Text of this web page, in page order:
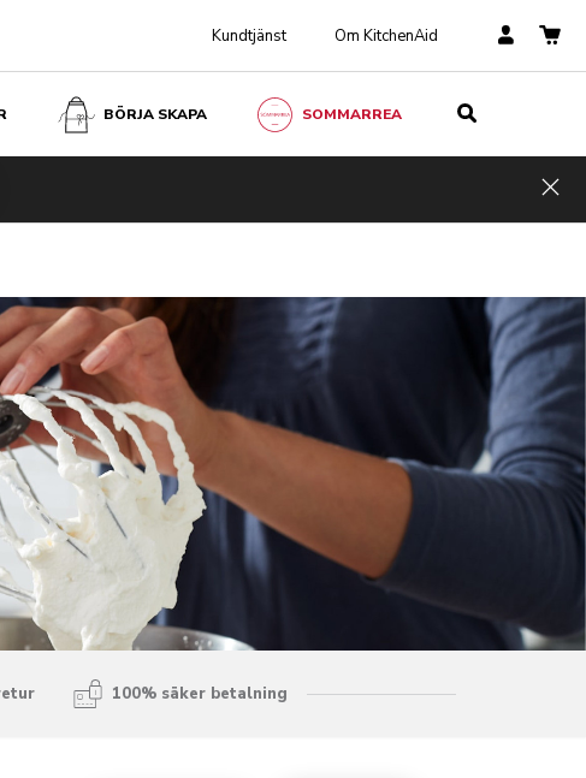
Kundtjänst Om KitchenAid
BÖRJA SKAPA SOMMARREA
100% säker betalning